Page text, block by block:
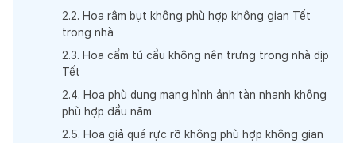
2.2. Hoa râm bụt không phù hợp không gian Tết
trong nhà
2.3. Hoa cẩm tú cầu không nên trưng trong nhà dịp
Tết
2.4. Hoa phù dung mang hình ảnh tàn nhanh không
phù hợp đầu năm
2.5. Hoa giả quá rực rỡ không phù hợp không gian